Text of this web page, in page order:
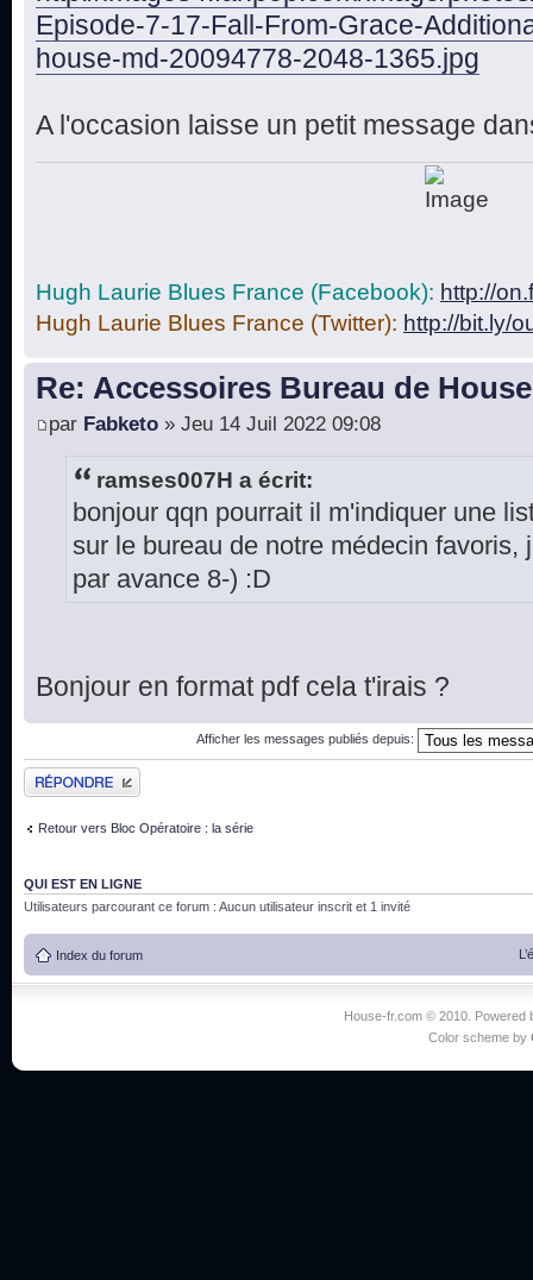
Episode-7-17-Fall-From-Grace-
house-md-20094778-2048-1365.jpg
A l'occasion laisse un petit message
Hugh Laurie Blues France (Facebook): http://
Hugh Laurie Blues France (Twitter): http://bit.ly/
Re: Accessoires Bureau de House
par Fabketo » Jeu 14 Juil 2022 09:08
ramses007H a écrit:
bonjour qqn pourrait il m'indiquer une
sur le bureau de notre médecin favoris,
par avance 8-) :D
Bonjour en format pdf cela t'irais ?
Afficher les messages publiés depuis:
Publier une réponse
Retour vers Bloc Opératoire : la série
QUI EST EN LIGNE
Utilisateurs parcourant ce forum : Aucun utilisateur inscrit et 1 invité
Index du forum
House-fr.com © 2010. Powered
Color scheme by